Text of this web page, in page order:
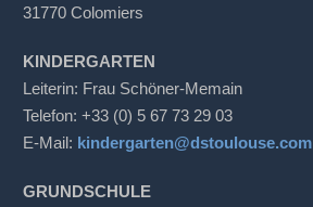
31770 Colomiers
KINDERGARTEN
Leiterin: Frau Schöner-Memain
Telefon: +33 (0) 5 67 73 29 03
E-Mail: kindergarten@dstoulouse.com
GRUNDSCHULE